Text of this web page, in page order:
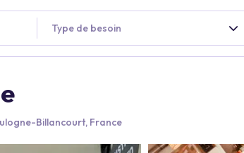
Type de besoin
Billancourt, France